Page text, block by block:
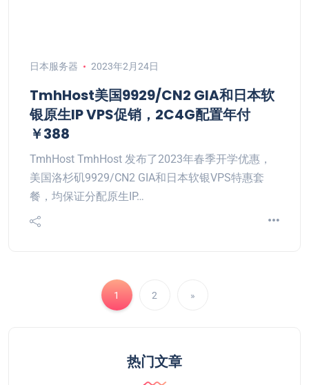
日本服务器 2023年2月24日
TmhHost美国9929/CN2 GIA和日本软
银原生IP VPS促销，2C4G配置年付
￥388
TmhHost TmhHost 发布了2023年春季开学优惠，
美国洛杉矶9929/CN2 GIA和日本软银VPS特惠套
餐，均保证分配原生IP…
1 2 »
热门文章